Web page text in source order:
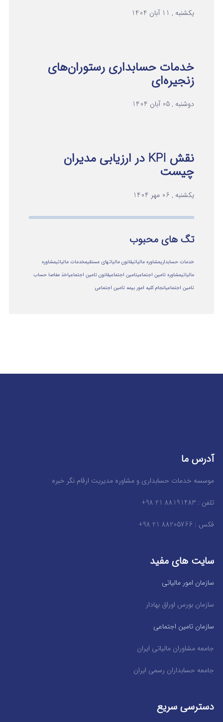
یکشنبه , 11 آبان 1404
خدمات حسابداری رستوران‌های
زنجیره‌ای
دوشنبه , 05 آبان 1404
نقش KPI در ارزیابی مدیران
چیست
یکشنبه , 06 مهر 1404
تگ های محبوب
خدمات حسابداریمشاوره مالیاتیقانون مالیاتهای مستقیمخدمات مالیاتیمشاوره
مالياتيمشاوره تامین اجتماعیتامین اجتماعیقانون تامین اجتماعیاخذ مفاصا حساب
تامین اجتماعیانجام کلیه امور بیمه تامین اجتماعی
آدرس ما
موسسه خدمات حسابداری و مشاوره مدیریت ارقام نگر خبره
تلفن : 88191483 21 98+
فکس : 88205766 21 98+
سایت های مفید
سازمان امور مالیاتی
سازمان بورس اوراق بهادار
سازمان تامین اجتماعی
جامعه مشاوران مالیاتی ایران
جامعه حسابداران رسمی ایران
دسترسی سریع